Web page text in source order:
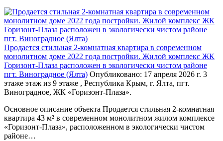
Продается стильная 2-комнатная квартира в современном
монолитном доме 2022 года постройки. Жилой комплекс ЖК
Горизонт-Плаза расположен в экологически чистом районе
пгт. Виноградное (Ялта) Опубликовано: 17 апреля 2026 г. 3
этаже этаж из 9 этаже , Республика Крым, г. Ялта, пгт.
Виноградное, ЖК «Горизонт-Плаза».
Основное описание объекта Продается стильная 2-комнатная
квартира 43 м² в современном монолитном жилом комплексе
«Горизонт-Плаза», расположенном в экологически чистом
районе…